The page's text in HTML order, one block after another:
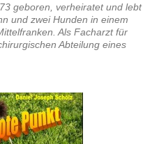
geboren, verheiratet und lebt
und zwei Hunden in einem
Als Facharzt für
Abteilung eines